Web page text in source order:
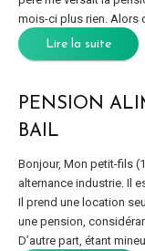
mois-ci plus rien. Alors
Lire la suite
PENSION
BAIL
Bonjour, Mon petit-fils
alternance industrie. Il
Il prend une location
une pension,
D’autre part, étant